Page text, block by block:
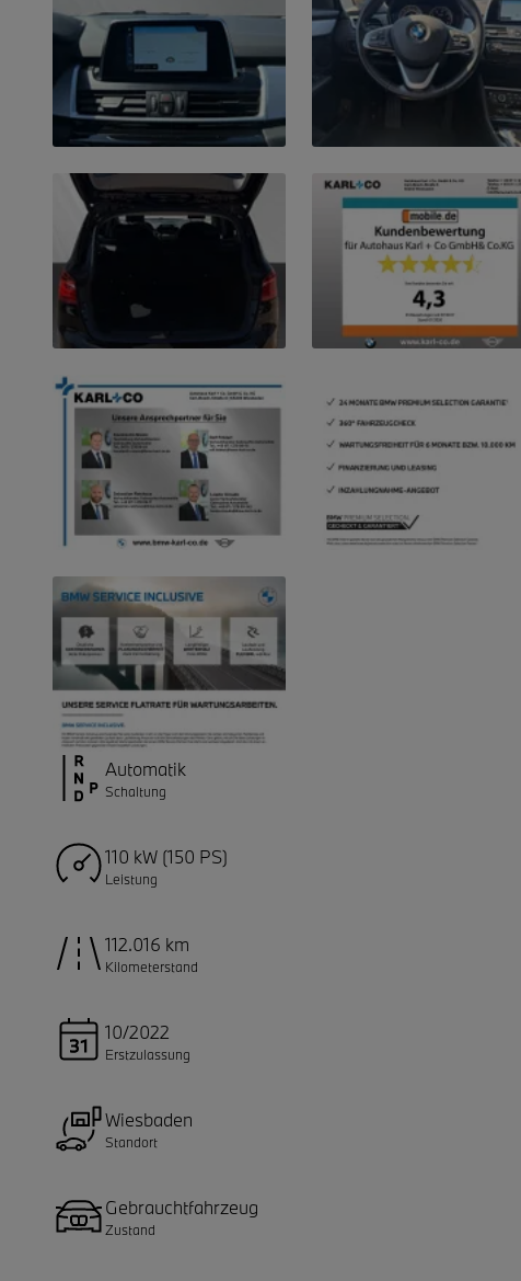
Automatik
Schaltung
110 kW (150 PS)
Leistung
112.016 km
Kilometerstand
10/2022
Erstzulassung
Wiesbaden
Standort
Gebrauchtfahrzeug
Zustand